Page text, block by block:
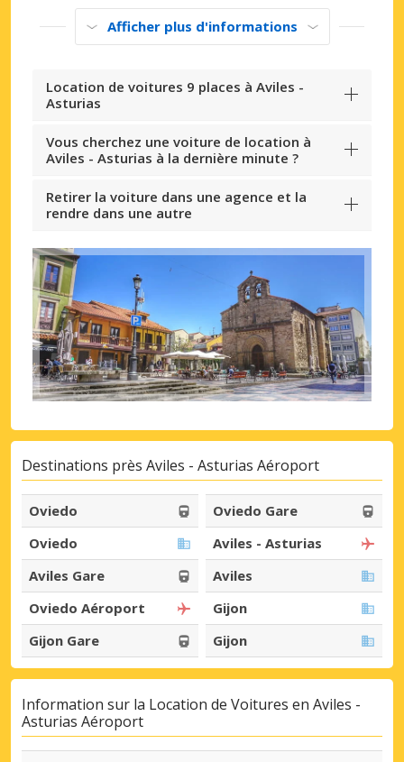
Afficher plus d'informations
Location de voitures 9 places à Aviles -
Asturias
Vous cherchez une voiture de location à
Aviles - Asturias à la dernière minute ?
Retirer la voiture dans une agence et la
rendre dans une autre
Destinations près Aviles - Asturias Aéroport
Oviedo
Oviedo Gare
Oviedo
Aviles - Asturias
Aviles Gare
Aviles
Oviedo Aéroport
Gijon
Gijon Gare
Gijon
Information sur la Location de Voitures en Aviles -
Asturias Aéroport